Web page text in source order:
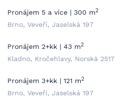
Pronájem 5 a více | 300 m2
Brno, Veveří, Jaselská 197
Pronájem 2+kk | 43 m2
Kladno, Kročehlavy, Norská 2517
Pronájem 3+kk | 121 m2
Brno, Veveří, Jaselská 197